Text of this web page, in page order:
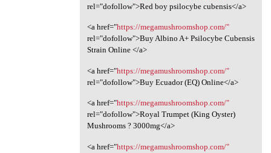
rel="dofollow">Red boy psilocybe cubensis</a>
<a href="https://megamushroomshop.com/"
rel="dofollow">Buy Albino A+ Psilocybe Cubensis
Strain Online </a>
<a href="https://megamushroomshop.com/"
rel="dofollow">Buy Ecuador (EQ) Online</a>
<a href="https://megamushroomshop.com/"
rel="dofollow">Royal Trumpet (King Oyster)
Mushrooms ? 3000mg</a>
<a href="https://megamushroomshop.com/"